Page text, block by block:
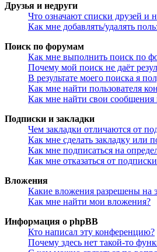
Друзья и недруги
Что означают списки друзей и
Как мне добавлять/удалять
Поиск по форумам
Как мне выполнить поиск по
Почему мой поиск не даёт
В результате моего поиска я
Как мне найти пользователя
Как мне найти свои
Подписки и закладки
Чем закладки отличаются от
Как мне сделать закладку или
Как мне подписаться на
Как мне отказаться от
Вложения
Какие вложения разрешены на
Как мне найти мои вложения?
Информация о phpBB
Кто написал эту конференцию?
Почему здесь нет такой-то